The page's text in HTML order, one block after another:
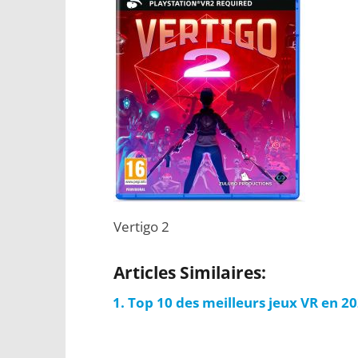
Vertigo 2
Articles Similaires:
Top 10 des meilleurs jeux VR en